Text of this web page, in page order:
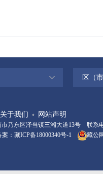
区（
关于我们 网站声明
乃东区泽当镇三湘大道13号 联系电
： 藏ICP备18000340号-1 藏公